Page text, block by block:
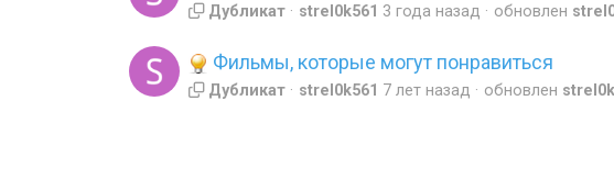
Дубликат strel0k561 3 года назад обновлен
Фильмы, которые могут понравиться
Дубликат strel0k561 7 лет назад обновлен